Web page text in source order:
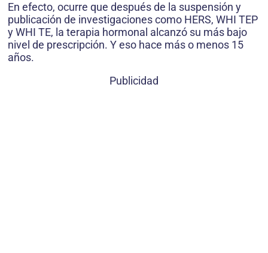
En efecto, ocurre que después de la suspensión y
publicación de investigaciones como HERS, WHI TEP
y WHI TE, la terapia hormonal alcanzó su más bajo
nivel de prescripción. Y eso hace más o menos 15
años.
Publicidad